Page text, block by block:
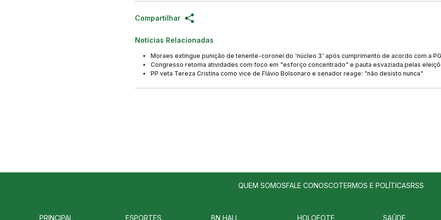
Compartilhar
Notícias Relacionadas
Moraes extingue punição de tenente-coronel do 'núcleo 3' após cumprimento de acordo com a
Congresso retoma atividades com foco em "esforço concentrado" e pauta esvaziada pelas
PP veta Tereza Cristina como vice de Flávio Bolsonaro e senador reage: "não desisto nunca"
QUEM SOMOSFALE CONOSCOTERMOS E POLÍTICASRSS
PRINCIPAL ESPORTES BN HALL HOLOFOTE SAÚDE